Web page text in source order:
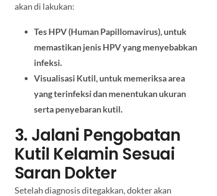
akan di lakukan:
Tes HPV (Human Papillomavirus), untuk
memastikan jenis HPV yang menyebabkan
infeksi.
Visualisasi Kutil, untuk memeriksa area
yang terinfeksi dan menentukan ukuran
serta penyebaran kutil.
3. Jalani Pengobatan
Kutil Kelamin Sesuai
Saran Dokter
Setelah diagnosis ditegakkan, dokter akan